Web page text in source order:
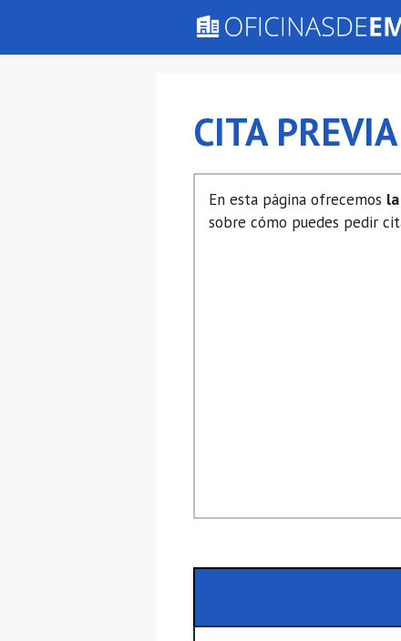
contenido
CITA
En esta página ofrecemos
sobre cómo puedes pedir